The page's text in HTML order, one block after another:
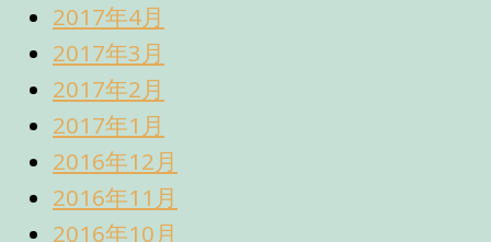
2017年4月
2017年3月
2017年2月
2017年1月
2016年12月
2016年11月
2016年10月